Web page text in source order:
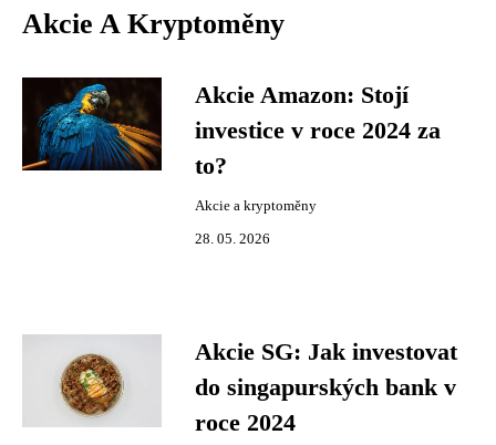
Akcie A Kryptoměny
Akcie Amazon: Stojí
investice v roce 2024 za
to?
Akcie a kryptoměny
28. 05. 2026
Akcie SG: Jak investovat
do singapurských bank v
roce 2024